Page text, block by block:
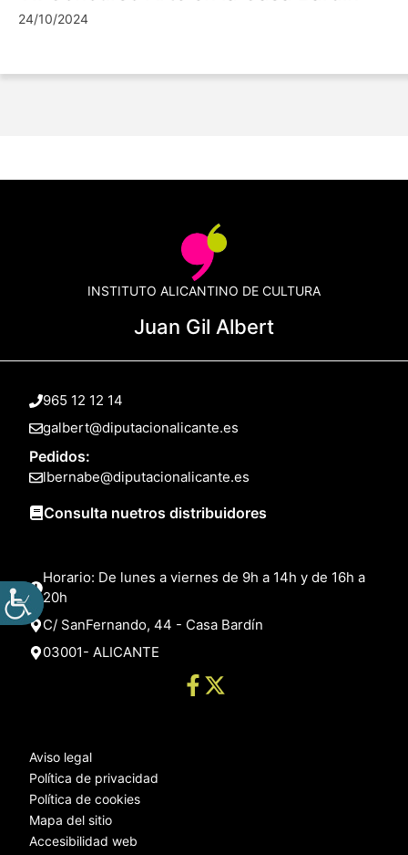
24/10/2024
INSTITUTO ALICANTINO DE CULTURA
Juan Gil Albert
965 12 12 14
galbert@diputacionalicante.es
Pedidos:
lbernabe@diputacionalicante.es
Consulta nuetros distribuidores
Horario: De lunes a viernes de 9h a 14h y de 16h a
20h
C/ SanFernando, 44 - Casa Bardín
03001- ALICANTE
Aviso legal
Política de privacidad
Política de cookies
Mapa del sitio
Accesibilidad web